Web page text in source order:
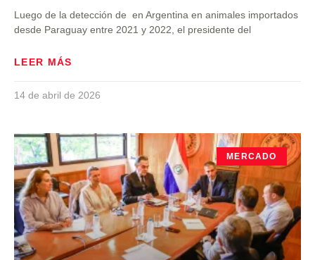
Luego de la detección de en Argentina en animales importados
desde Paraguay entre 2021 y 2022, el presidente del
LEER MÁS
14 de abril de 2026
MERCADO